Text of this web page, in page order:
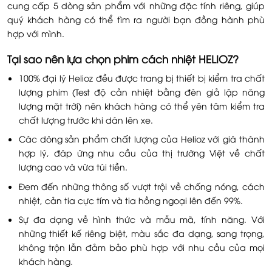
cung cấp 5 dòng sản phẩm với những đặc tính riêng, giúp
quý khách hàng có thể tìm ra người bạn đồng hành phù
hợp với mình.
Tại sao nên lựa chọn phim cách nhiệt HELIOZ?
100%đại lý Helioz đều được trang bị thiết bị kiểm tra chất
lượng phim (Test độ cản nhiệt bằng đèn giả lập năng
lượng mặt trời) nên khách hàng có thể yên tâm kiểm tra
chất lượng trước khi dán lên xe.
Các dòng sản phẩm chất lượng của Helioz với giá thành
hợp lý, đáp ứng nhu cầu của thị trường Việt về chất
lượng cao và vừa túi tiền.
Đem đến những thông số vượt trội về chống nóng, cách
nhiệt, cản tia cực tím và tia hồng ngoại lên đến 99%.
Sự đa dạng về hình thức và mẫu mã, tính năng. Với
những thiết kế riêng biệt, màu sắc đa dạng, sang trọng,
không trộn lẫn đảm bảo phù hợp với nhu cầu của mọi
khách hàng.